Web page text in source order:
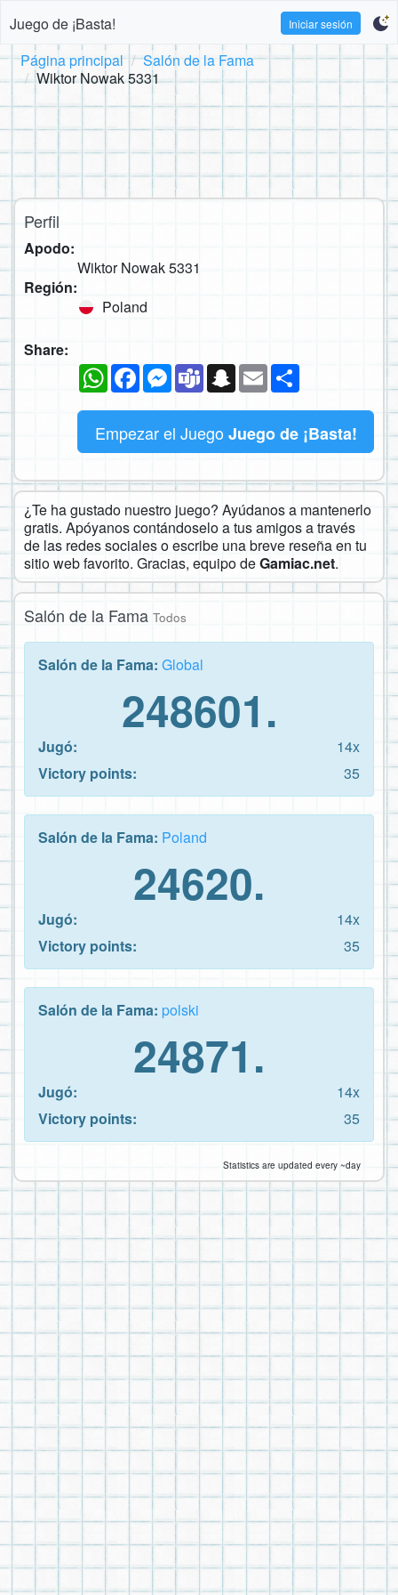
Juego de ¡Basta! Iniciar sesión
Página principal
Salón de la Fama
Wiktor Nowak 5331
Perfil
Apodo:
Wiktor Nowak 5331
Región:
Poland
Share:
WhatsAppFacebookMessenger
TeamsSnapchat
Email
Empezar el Juego Juego de ¡Basta!
¿Te ha gustado nuestro juego? Ayúdanos a mantenerlo
gratis. Apóyanos contándoselo a tus amigos a través
de las redes sociales o escribe una breve reseña en tu
sitio web favorito. Gracias, equipo deGamiac.net.
Salón de la Fama Todos
Salón de la Fama: Global
248601.
Jugó:
14x
Victory points:
35
Salón de la Fama: Poland
24620.
Jugó:
14x
Victory points:
35
Salón de la Fama: polski
24871.
Jugó:
14x
Victory points:
35
Statistics are updated every ~day